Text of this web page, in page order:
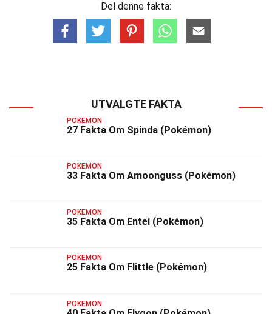
Del denne fakta:
UTVALGTE FAKTA
POKEMON
27 Fakta Om Spinda (Pokémon)
POKEMON
33 Fakta Om Amoonguss (Pokémon)
POKEMON
35 Fakta Om Entei (Pokémon)
POKEMON
25 Fakta Om Flittle (Pokémon)
POKEMON